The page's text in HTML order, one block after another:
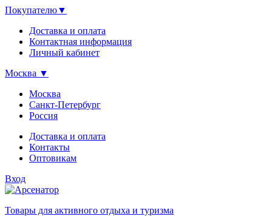
Покупателю▼
Доставка и оплата
Контактная информация
Личный кабинет
Москва ▼
Москва
Санкт-Петербург
Россия
Доставка и оплата
Контакты
Оптовикам
Вход
Товары для активного отдыха и туризма